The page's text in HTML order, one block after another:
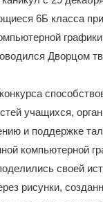
6Б класса
Дворцом
учащихся,
и поддержке
компьютерной
своей
рисунки,